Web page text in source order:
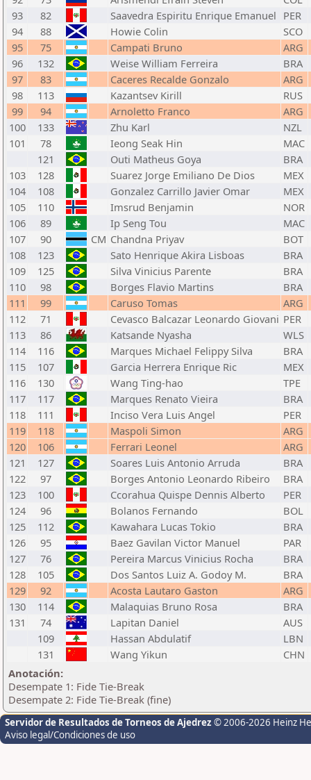
93
82 Saavedra Espiritu Enrique Emanuel PER
94
88 Howie Colin SCO
95
75 Campati Bruno ARG
96
132 Weise William Ferreira
BRA
97
83 Caceres Recalde Gonzalo ARG
98
113 Kazantsev Kirill
RUS
99
94 Arnoletto Franco
ARG
100
133 Zhu Karl
NZL
101
78 Ieong Seak Hin MAC
121
Outi Matheus Goya
BRA
103
128 Suarez Jorge Emiliano De Dios
MEX
104
108 Gonzalez Carrillo Javier Omar
MEX
105
110 Imsrud Benjamin
NOR
106
89 Ip Seng Tou MAC
107
90 CM Chandna Priyav
BOT
108
123 Sato Henrique Akira Lisboas
BRA
109
125 Silva Vinicius Parente
BRA
110
98 Borges Flavio Martins
BRA
111
99 Caruso Tomas
ARG
112
71 Cevasco Balcazar Leonardo Giovani PER
113
86 Katsande Nyasha WLS
114
116 Marques Michael Felippy Silva
BRA
115
107 Garcia Herrera Enrique Ric
MEX
116
130 Wang Ting-hao
TPE
117
117 Marques Renato Vieira
BRA
118
111 Inciso Vera Luis Angel
PER
119
118 Maspoli Simon
ARG
120
106 Ferrari Leonel
ARG
121
127 Soares Luis Antonio Arruda
BRA
122
97 Borges Antonio Leonardo Ribeiro
BRA
123
100 Ccorahua Quispe Dennis Alberto
PER
124
96 Bolanos Fernando
BOL
125
112 Kawahara Lucas Tokio
BRA
126
95 Baez Gavilan Victor Manuel
PAR
127
76 Pereira Marcus Vinicius Rocha BRA
128
105 Dos Santos Luiz A. Godoy M.
BRA
129
92 Acosta Lautaro Gaston
ARG
130
114 Malaquias Bruno Rosa
BRA
131
74 Lapitan Daniel AUS
109
Hassan Abdulatif
LBN
131
Wang Yikun
CHN
Anotación:
Desempate 1: Fide Tie-Break
Desempate 2: Fide Tie-Break (fine)
Servidor de Resultados de Torneos de Ajedrez © 2006-2026 Heinz
Aviso legal/Condiciones de uso